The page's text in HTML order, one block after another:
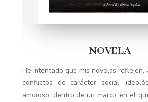
NOVELA
He intentado que mis novelas reflejen,
conflictos de carácter social,
amoroso, dentro de un marco en el